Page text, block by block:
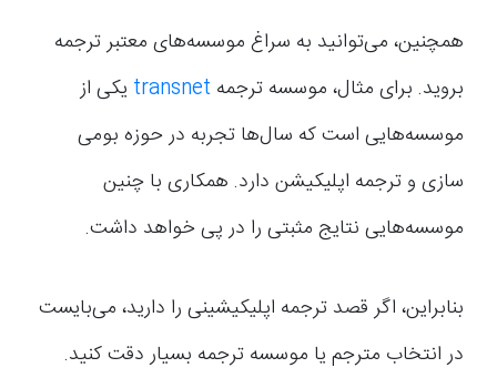
همچنین، می‌توانید به سراغ موسسه‌های معتبر ترجمه
بروید. برای مثال، موسسه ترجمه transnet یکی از
موسسه‌هایی است که سال‌ها تجربه در حوزه بومی
سازی و ترجمه اپلیکیشن دارد. همکاری با چنین
موسسه‌هایی نتایج مثبتی را در پی خواهد داشت.
بنابراین، اگر قصد ترجمه اپلیکیشینی را دارید، می‌بایست
در انتخاب مترجم یا موسسه ترجمه بسیار دقت کنید.